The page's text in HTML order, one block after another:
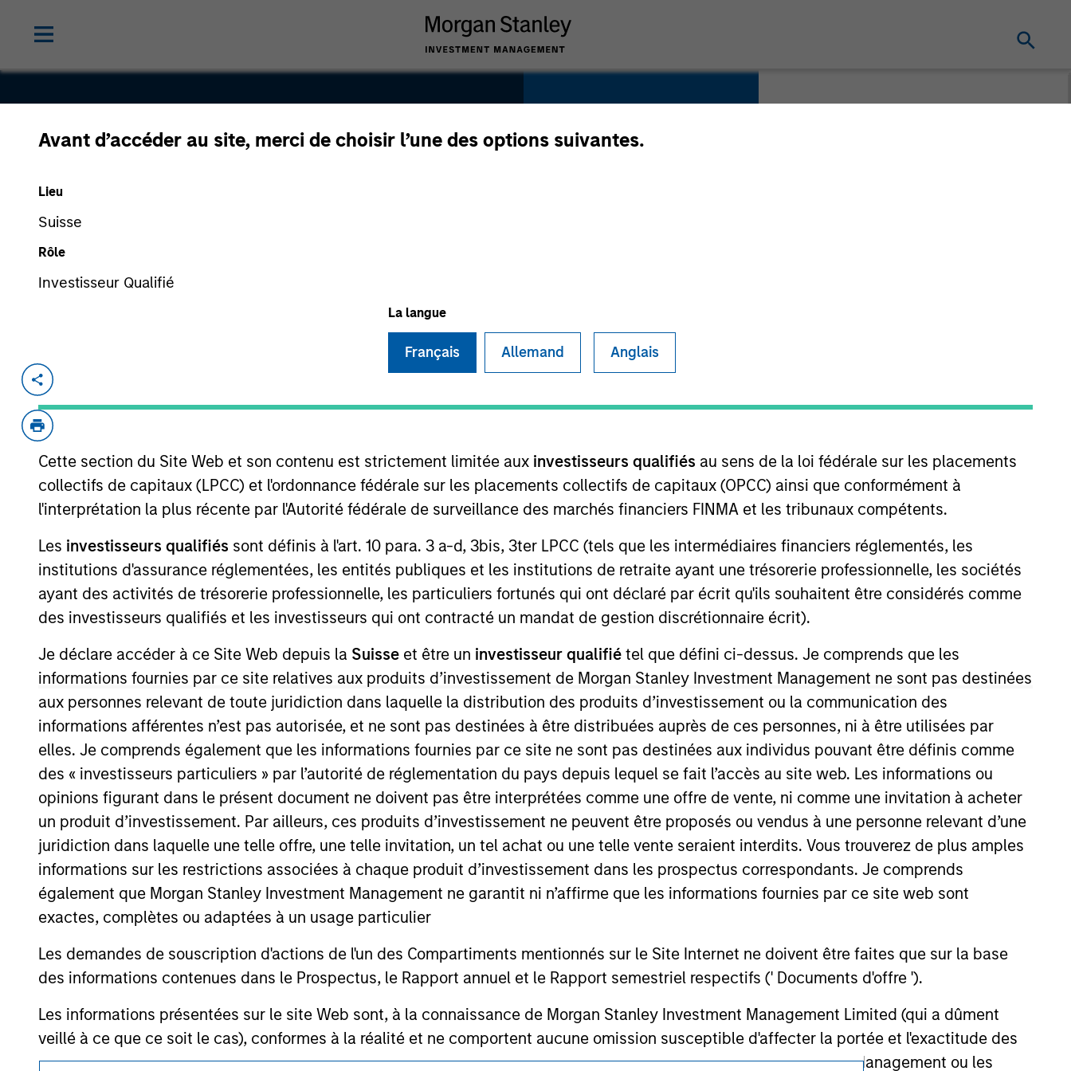
Avant d’accéder au site, merci de choisir l’une des options suivantes.
Lieu
Suisse
Rôle
Investisseur Qualifié
La langue
Français Allemand Anglais
Cette section du Site Web et son contenu est strictement limitée aux investisseurs qualifiés au sens de la loi fédérale sur les placements
collectifs de capitaux (LPCC) et l'ordonnance fédérale sur les placements collectifs de capitaux (OPCC) ainsi que conformément à
l'interprétation la plus récente par l'Autorité fédérale de surveillance des marchés financiers FINMA et les tribunaux compétents.
Les investisseurs qualifiés sont définis à l'art. 10 para. 3 a-d, 3bis, 3ter LPCC (tels que les intermédiaires financiers réglementés, les
institutions d'assurance réglementées, les entités publiques et les institutions de retraite ayant une trésorerie professionnelle, les sociétés
ayant des activités de trésorerie professionnelle, les particuliers fortunés qui ont déclaré par écrit qu'ils souhaitent être considérés comme
des investisseurs qualifiés et les investisseurs qui ont contracté un mandat de gestion discrétionnaire écrit).
Je déclare accéder à ce Site Web depuis la Suisse et être un investisseur qualifié tel que défini ci-dessus. Je comprends que les
informations fournies par ce site relatives aux produits d’investissement de Morgan Stanley Investment Management ne sont pas destinées
aux personnes relevant de toute juridiction dans laquelle la distribution des produits d’investissement ou la communication des
informations afférentes n’est pas autorisée, et ne sont pas destinées à être distribuées auprès de ces personnes, ni à être utilisées par
elles. Je comprends également que les informations fournies par ce site ne sont pas destinées aux individus pouvant être définis comme
des « investisseurs particuliers » par l’autorité de réglementation du pays depuis lequel se fait l’accès au site web. Les informations ou
opinions figurant dans le présent document ne doivent pas être interprétées comme une offre de vente, ni comme une invitation à acheter
un produit d’investissement. Par ailleurs, ces produits d’investissement ne peuvent être proposés ou vendus à une personne relevant d’une
juridiction dans laquelle une telle offre, une telle invitation, un tel achat ou une telle vente seraient interdits. Vous trouverez de plus amples
informations sur les restrictions associées à chaque produit d’investissement dans les prospectus correspondants. Je comprends
également que Morgan Stanley Investment Management ne garantit ni n’affirme que les informations fournies par ce site web sont
exactes, complètes ou adaptées à un usage particulier
Les demandes de souscription d'actions de l'un des Compartiments mentionnés sur le Site Internet ne doivent être faites que sur la base
des informations contenues dans le Prospectus, le Rapport annuel et le Rapport semestriel respectifs (' Documents d'offre ').
Les informations présentées sur le site Web sont, à la connaissance de Morgan Stanley Investment Management Limited (qui a dûment
veillé à ce que ce soit le cas), conformes à la réalité et ne comportent aucune omission susceptible d'affecter la portée et l'exactitude des
informations ainsi présentées. Toutefois, aucune garantie d'exactitude n'est donnée et Morgan Stanley Investment Management ou les
Technology
May 2021
First
ValGenesis, Inc. (“ValGenesis”) is the market leader in Enterprise Validation Lifecycle
Management Systems (VLMS) and first-mover to digitize the validation lifecycle process.
ValGenesis VLMS is the industry's first, proven, 100% end-to-end paperless validation
record for validation. Covering the entire validation lifecycle process, ValGenesis VLMS
delivers technology solutions that are validated, fully configurable, and rapidly deployable
through a private secured Cloud.
View Current Employment Opportunities
View Site
Morgan Stanley Expansion Capital
Press Release
ValGenesis Inc. Secures $24 Million
Expansion Capital
May 04,2021
As of July 25, 2025. The above is provided for informational and educational purposes only. There is no guarantee that the investment mentioned
resulted in positive performance (for realized holdings), or will perform well in the future (for current holdings). The trademarks and service marks
above are the property of their respective owners. The information on this website has not been authorized, sponsored, or otherwise approved by
such owners. By clicking on any links shown here, you agree that you are navigating to a third party site. We are providing these hyperlinks to you
only as a convenience and the inclusion of any hyperlink is not and does not imply any endorsement, approval, investigation, verification or
monitoring by us of any information contained in any hyperlinked site. In no event shall we be responsible for the information contained on the site
or your use of such site.
Morgan Stanley
Morgan Stanley Careers